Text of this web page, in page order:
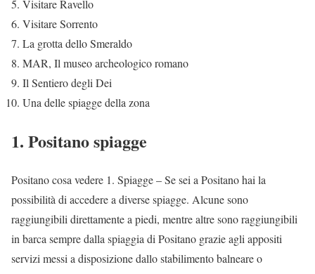
Visitare Ravello
Visitare Sorrento
La grotta dello Smeraldo
MAR, Il museo archeologico romano
Il Sentiero degli Dei
Una delle spiagge della zona
1. Positano spiagge
Positano cosa vedere 1. Spiagge – Se sei a Positano hai la
possibilità di accedere a diverse spiagge. Alcune sono
raggiungibili direttamente a piedi, mentre altre sono raggiungibili
in barca sempre dalla spiaggia di Positano grazie agli appositi
servizi messi a disposizione dallo stabilimento balneare o